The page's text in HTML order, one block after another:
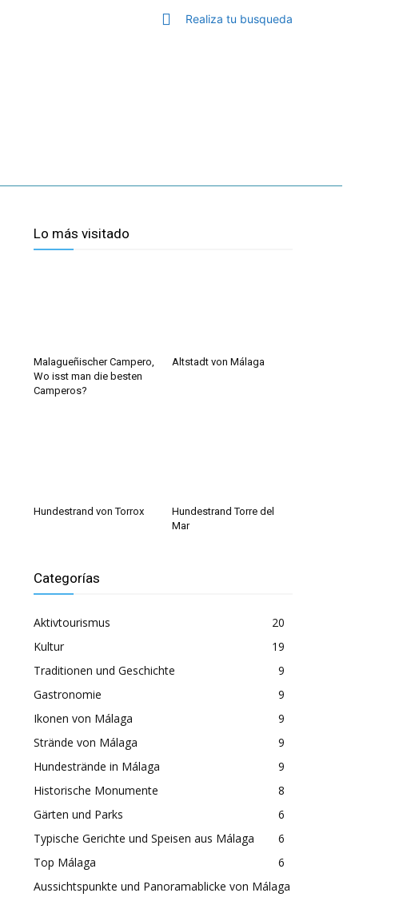
Realiza tu busqueda
Lo más visitado
Malagueñischer Campero,
Wo isst man die besten
Camperos?
Altstadt von Málaga
Hundestrand von Torrox
Hundestrand Torre del
Mar
Categorías
Aktivtourismus
20
Kultur
19
Traditionen und Geschichte
9
Gastronomie
9
Ikonen von Málaga
9
Strände von Málaga
9
Hundestrände in Málaga
9
Historische Monumente
8
Gärten und Parks
6
Typische Gerichte und Speisen aus Málaga
6
Top Málaga
6
Aussichtspunkte und Panoramablicke von Málaga